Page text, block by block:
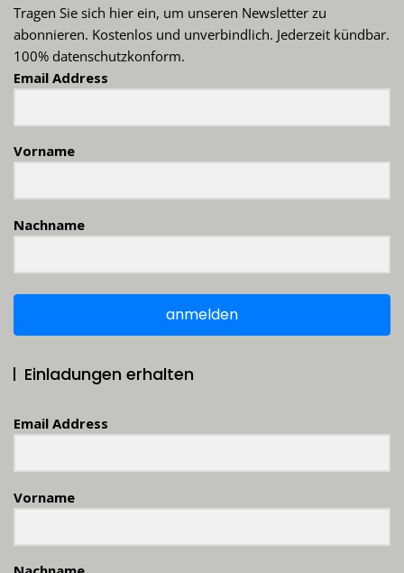
Tragen Sie sich hier ein, um unseren Newsletter zu
abonnieren. Kostenlos und unverbindlich. Jederzeit kündbar.
100% datenschutzkonform.
Email Address
Vorname
Nachname
anmelden
Einladungen erhalten
Email Address
Vorname